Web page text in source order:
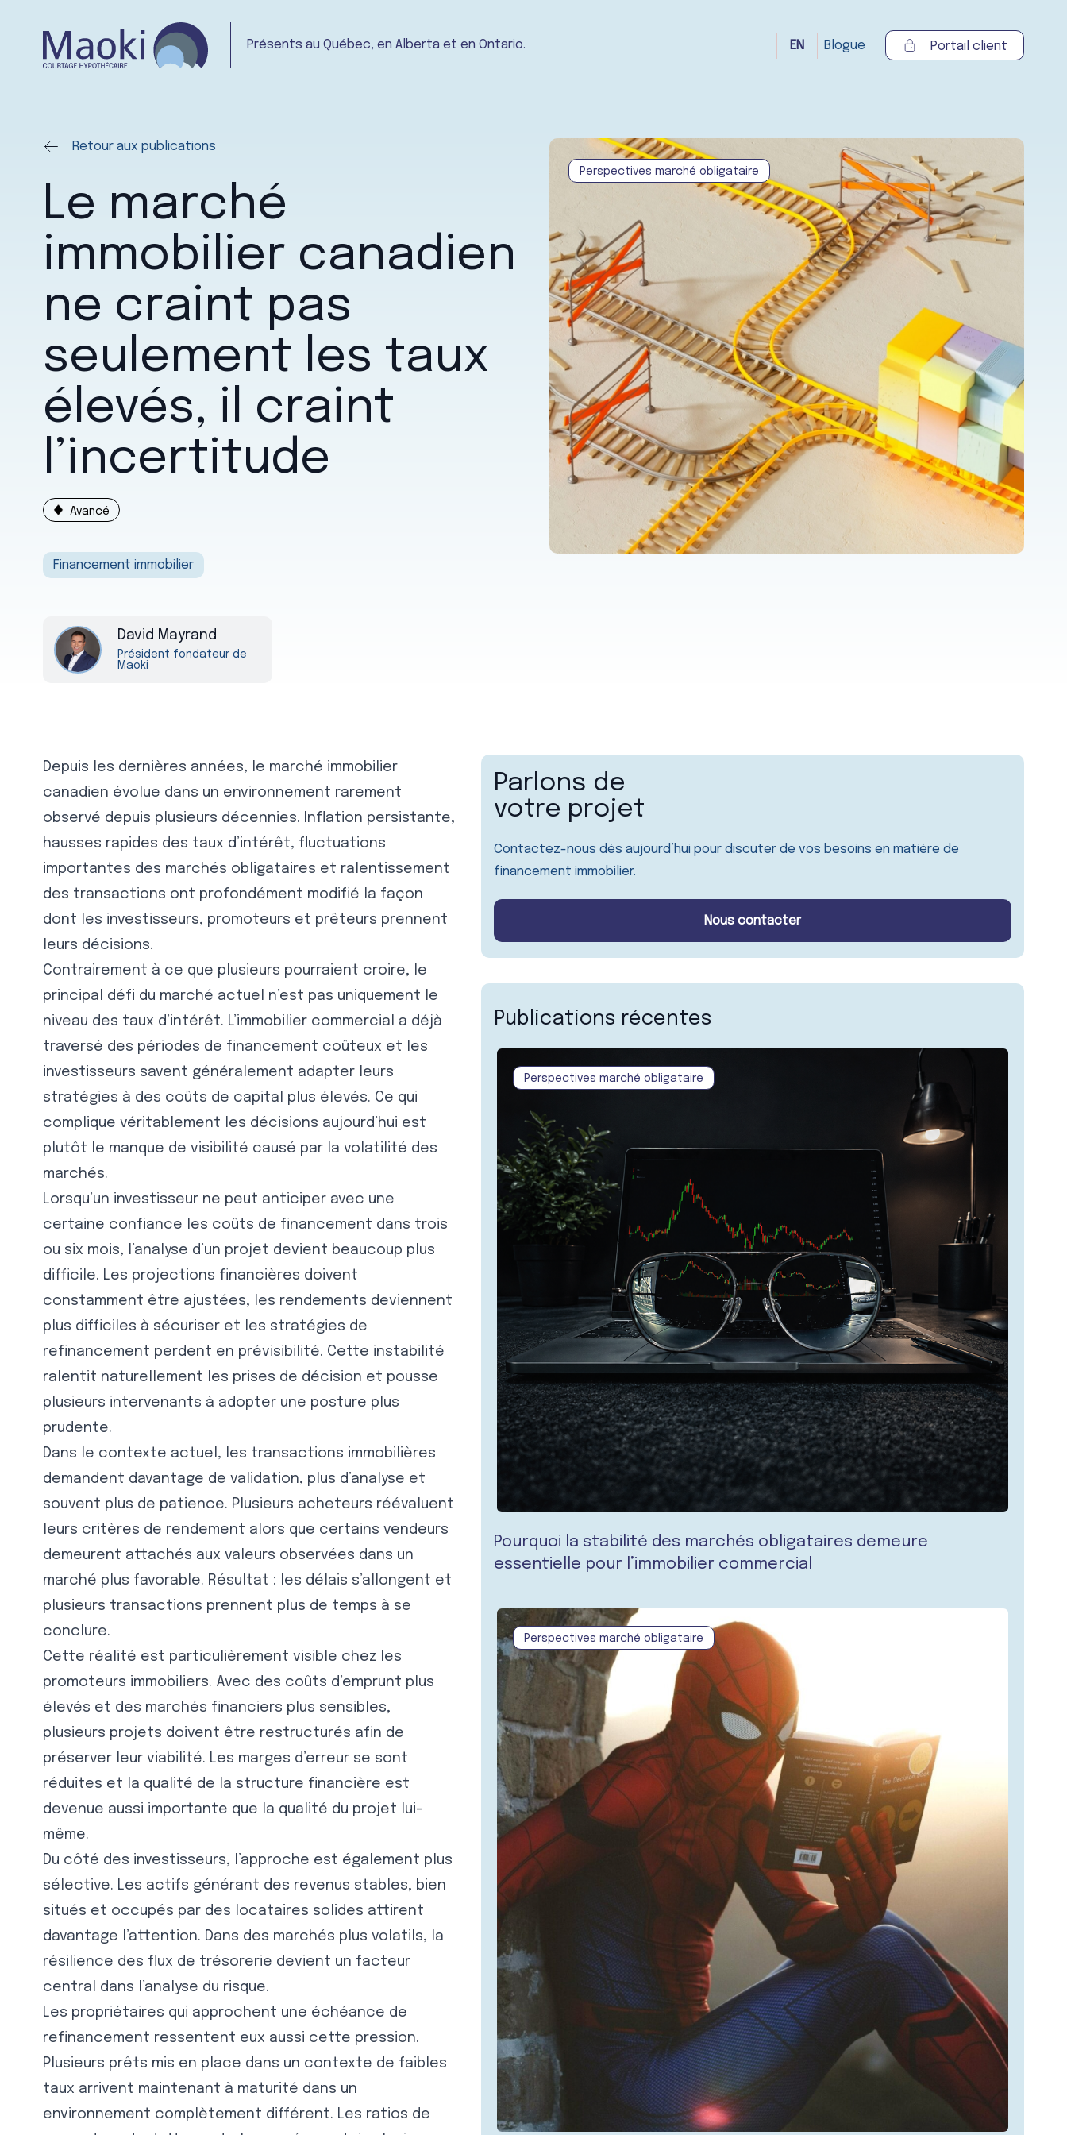
Présents au Québec, en Alberta et en Ontario. EN Blogue Portail client
Retour aux publications
Le marché
immobilier canadien
ne craint pas
seulement les taux
élevés, il craint
l’incertitude
Avancé
Financement immobilier
David Mayrand
Président fondateur de
Maoki
Perspectives marché obligataire
Depuis les dernières années, le marché immobilier
canadien évolue dans un environnement rarement
observé depuis plusieurs décennies. Inflation persistante,
hausses rapides des taux d’intérêt, fluctuations
importantes des marchés obligataires et ralentissement
des transactions ont profondément modifié la façon
dont les investisseurs, promoteurs et prêteurs prennent
leurs décisions.
Contrairement à ce que plusieurs pourraient croire, le
principal défi du marché actuel n’est pas uniquement le
niveau des taux d’intérêt. L’immobilier commercial a déjà
traversé des périodes de financement coûteux et les
investisseurs savent généralement adapter leurs
stratégies à des coûts de capital plus élevés. Ce qui
complique véritablement les décisions aujourd’hui est
plutôt le manque de visibilité causé par la volatilité des
marchés.
Lorsqu’un investisseur ne peut anticiper avec une
certaine confiance les coûts de financement dans trois
ou six mois, l’analyse d’un projet devient beaucoup plus
difficile. Les projections financières doivent
constamment être ajustées, les rendements deviennent
plus difficiles à sécuriser et les stratégies de
refinancement perdent en prévisibilité. Cette instabilité
ralentit naturellement les prises de décision et pousse
plusieurs intervenants à adopter une posture plus
prudente.
Dans le contexte actuel, les transactions immobilières
demandent davantage de validation, plus d’analyse et
souvent plus de patience. Plusieurs acheteurs réévaluent
leurs critères de rendement alors que certains vendeurs
demeurent attachés aux valeurs observées dans un
marché plus favorable. Résultat : les délais s’allongent et
plusieurs transactions prennent plus de temps à se
conclure.
Cette réalité est particulièrement visible chez les
promoteurs immobiliers. Avec des coûts d’emprunt plus
élevés et des marchés financiers plus sensibles,
plusieurs projets doivent être restructurés afin de
préserver leur viabilité. Les marges d’erreur se sont
réduites et la qualité de la structure financière est
devenue aussi importante que la qualité du projet lui-
même.
Du côté des investisseurs, l’approche est également plus
sélective. Les actifs générant des revenus stables, bien
situés et occupés par des locataires solides attirent
davantage l’attention. Dans des marchés plus volatils, la
résilience des flux de trésorerie devient un facteur
central dans l’analyse du risque.
Les propriétaires qui approchent une échéance de
refinancement ressentent eux aussi cette pression.
Plusieurs prêts mis en place dans un contexte de faibles
taux arrivent maintenant à maturité dans un
environnement complètement différent. Les ratios de
Parlons de
votre projet
Contactez-nous dès aujourd’hui pour discuter de vos besoins en matière de
financement immobilier.
Nous contacter
Publications récentes
Perspectives marché obligataire
Pourquoi la stabilité des marchés obligataires demeure
essentielle pour l’immobilier commercial
Perspectives marché obligataire